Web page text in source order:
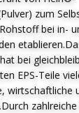
zum
bei in-
bei
EPS-Teile
wirtschaftliche